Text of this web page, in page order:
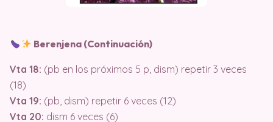
Berenjena (Continuación)
Vta 18: (pb en los próximos 5 p, dism) repetir 3 veces
(18)
Vta 19: (pb, dism) repetir 6 veces (12)
Vta 20: dism 6 veces (6)